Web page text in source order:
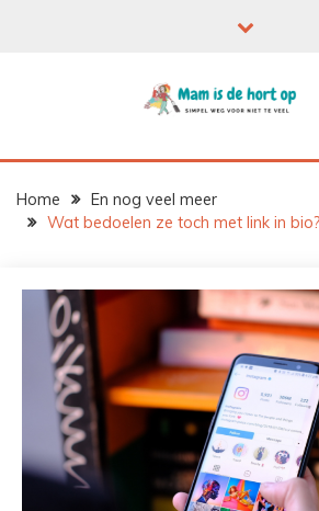
Home
En nog veel meer
Wat bedoelen ze toch met link in bio?